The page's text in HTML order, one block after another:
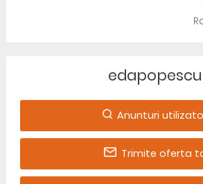
edapopescu
Anunturi
Trimite oferta